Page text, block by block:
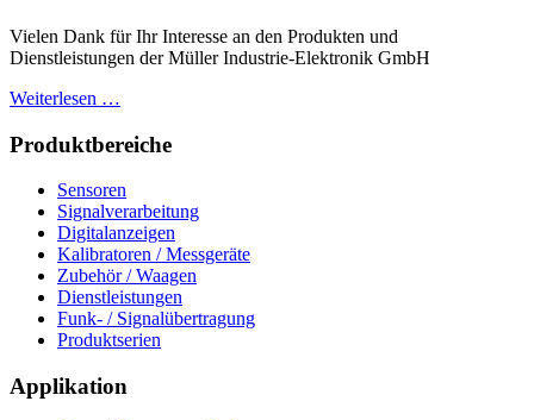
Vielen Dank für Ihr Interesse an den Produkten und
Dienstleistungen der Müller Industrie-Elektronik GmbH
Weiterlesen …
Produktbereiche
Sensoren
Signalverarbeitung
Digitalanzeigen
Kalibratoren / Messgeräte
Zubehör / Waagen
Dienstleistungen
Funk- / Signalübertragung
Produktserien
Applikation